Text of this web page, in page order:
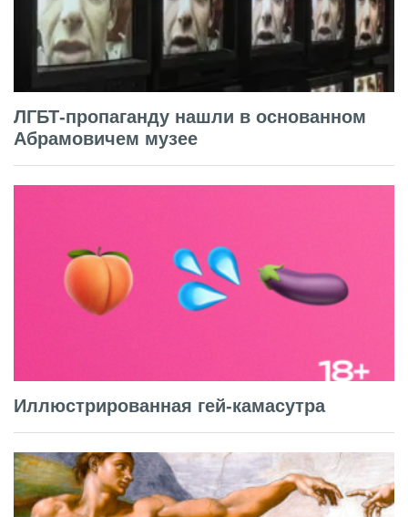
ЛГБТ-пропаганду нашли в основанном
Абрамовичем музее
Иллюстрированная гей-камасутра